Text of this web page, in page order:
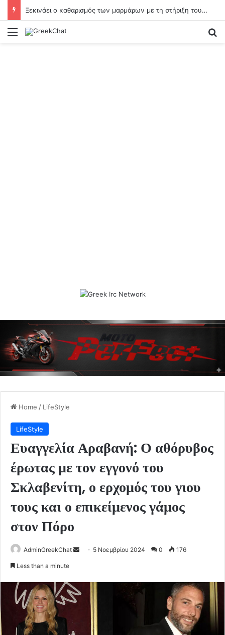
Ξεκινάει ο καθαρισμός των μαρμάρων με τη στήριξη του Βαγγέλη Μαρινάκη
Menu
Home / LifeStyle
LifeStyle
Ευαγγελία Αραβανή: Ο αθόρυβος
έρωτας με τον εγγονό του
Σκλαβενίτη, ο ερχομός του γιου
τους και ο επικείμενος γάμος
στον Πόρο
AdminGreekChat
Send 5 Νοεμβρίου 2024 0 176
Less than a minute